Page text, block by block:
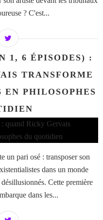
? C'est...
1, 6 ÉPISODES) :
TRANSFORME
EN PHILOSOPHES
un pari osé : transposer son
dans un monde
Cette première
dans les...